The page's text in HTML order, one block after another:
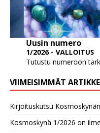
Uusin numero
1/2026 - VALLOITUS
Tutustu numeroon
VIIMEISIMMÄT
Kirjoituskutsu
Kosmoskynä 1/2026 on